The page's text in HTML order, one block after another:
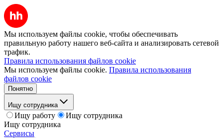
Мы используем файлы cookie, чтобы обеспечивать
правильную работу нашего веб-сайта и анализировать сетевой
трафик.
Правила использования файлов cookie
Мы используем файлы cookie. Правила использования
файлов cookie
Понятно
Ищу сотрудника
Ищу работу
Ищу сотрудника
Ищу сотрудника
Сервисы